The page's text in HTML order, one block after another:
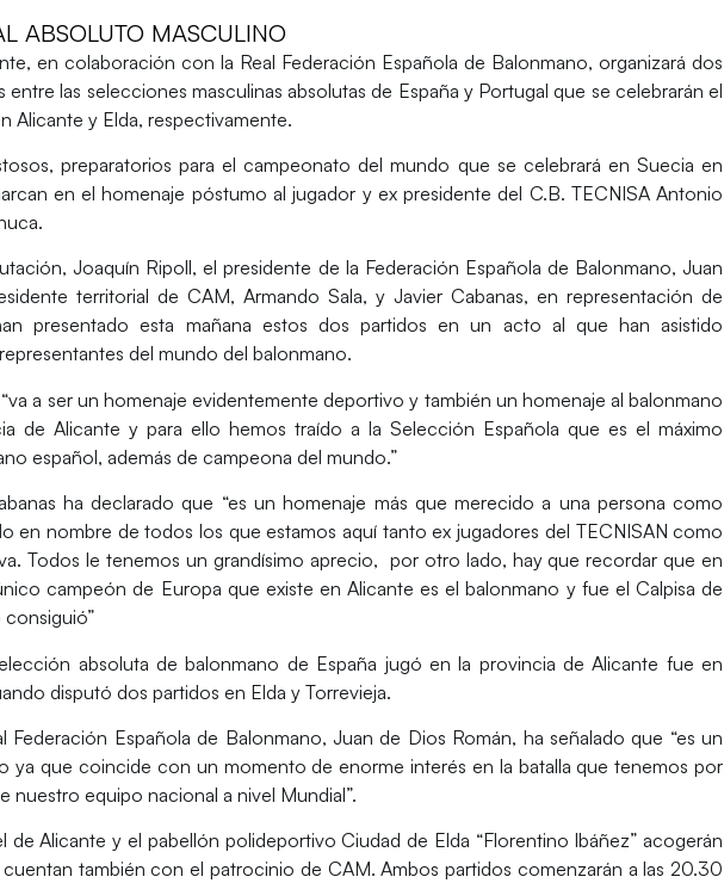
ABSOLUTO MASCULINO
en colaboración con la Real Federación Española de Balonmano, organizará dos
entre las selecciones masculinas absolutas de España y Portugal que se celebrarán el
Alicante y Elda, respectivamente.
preparatorios para el campeonato del mundo que se celebrará en Suecia en
en el homenaje póstumo al jugador y ex presidente del C.B. TECNISA Antonio
Joaquín Ripoll, el presidente de la Federación Española de Balonmano, Juan
territorial de CAM, Armando Sala, y Javier Cabanas, en representación de
presentado esta mañana estos dos partidos en un acto al que han asistido
del mundo del balonmano.
a ser un homenaje evidentemente deportivo y también un homenaje al balonmano
de Alicante y para ello hemos traído a la Selección Española que es el máximo
español, además de campeona del mundo.”
ha declarado que “es un homenaje más que merecido a una persona como
en nombre de todos los que estamos aquí tanto ex jugadores del TECNISAN como
Todos le tenemos un grandísimo aprecio, por otro lado, hay que recordar que en
campeón de Europa que existe en Alicante es el balonmano y fue el Calpisa de
absoluta de balonmano de España jugó en la provincia de Alicante fue en
disputó dos partidos en Elda y Torrevieja.
Federación Española de Balonmano, Juan de Dios Román, ha señalado que “es un
ya que coincide con un momento de enorme interés en la batalla que tenemos por
nuestro equipo nacional a nivel Mundial”.
de Alicante y el pabellón polideportivo Ciudad de Elda “Florentino Ibáñez” acogerán
también con el patrocinio de CAM. Ambos partidos comenzarán a las 20.30